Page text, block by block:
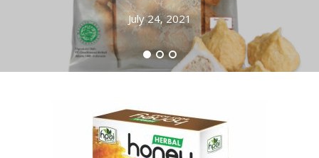
July 24, 2021